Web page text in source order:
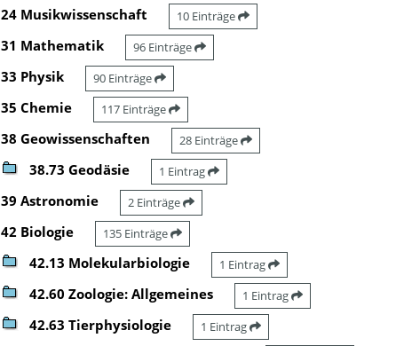
24 Musikwissenschaft 10 Einträge
31 Mathematik 96 Einträge
33 Physik 90 Einträge
35 Chemie 117 Einträge
38 Geowissenschaften 28 Einträge
38.73 Geodäsie 1 Eintrag
39 Astronomie 2 Einträge
42 Biologie 135 Einträge
42.13 Molekularbiologie 1 Eintrag
42.60 Zoologie: Allgemeines 1 Eintrag
42.63 Tierphysiologie 1 Eintrag